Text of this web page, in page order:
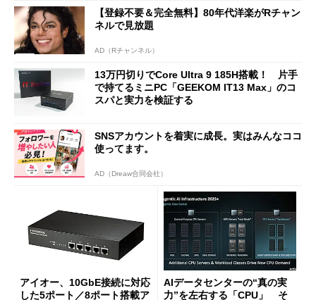
【登録不要＆完全無料】80年代洋楽がRチャン
ネルで見放題
AD（Rチャンネル）
13万円切りでCore Ultra 9 185H搭載！ 片手
で持てるミニPC「GEEKOM IT13 Max」のコ
スパと実力を検証する
SNSアカウントを着実に成長。実はみんなココ
使ってます。
AD（Dreaw合同会社）
アイオー、10GbE接続に対応
した5ポート／8ポート搭載ア
AIデータセンターの“真の実
力”を左右する「CPU」 そ